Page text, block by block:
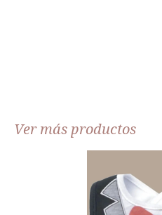
Ver más productos